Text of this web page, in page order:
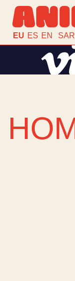
EU ES EN